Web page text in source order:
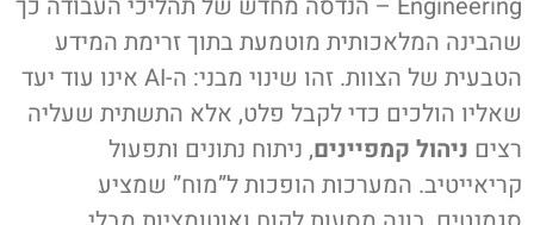
שהבינה המלאכותית מוטמעת בתוך זרימת המידע
הטבעית של הצוות. זהו שינוי מבני: ה-AI אינו עוד יעד
שאליו הולכים כדי לקבל פלט, אלא התשתית שעליה
רצים ניהול קמפיינים, ניתוח נתונים ותפעול
קריאייטיב. המערכות הופכות ל”מוח” שמציע